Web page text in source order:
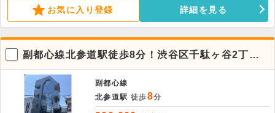
お気に入り登録 詳細を見る
副都心線北参道駅徒歩8分！渋谷区千駄ヶ谷2丁目
の最上階5階オフィス
副都心線
北参道駅 徒歩8分